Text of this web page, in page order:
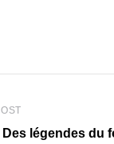
Des légendes du